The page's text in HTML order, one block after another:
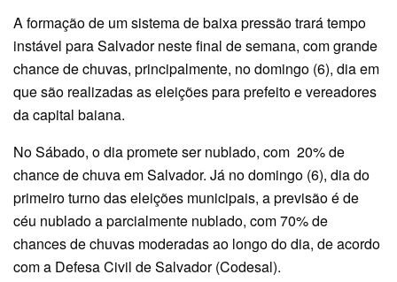
A formação de um sistema de baixa pressão trará tempo
instável para Salvador neste final de semana, com grande
chance de chuvas, principalmente, no domingo (6), dia em
que são realizadas as eleições para prefeito e vereadores
da capital baiana.
No Sábado, o dia promete ser nublado, com 20% de
chance de chuva em Salvador. Já no domingo (6), dia do
primeiro turno das eleições municipais, a previsão é de
céu nublado a parcialmente nublado, com 70% de
chances de chuvas moderadas ao longo do dia, de acordo
com a Defesa Civil de Salvador (Codesal).